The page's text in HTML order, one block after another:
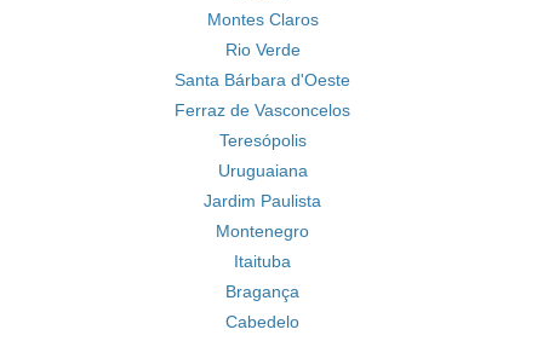
Montes Claros
Rio Verde
Santa Bárbara d'Oeste
Ferraz de Vasconcelos
Teresópolis
Uruguaiana
Jardim Paulista
Montenegro
Itaituba
Bragança
Cabedelo